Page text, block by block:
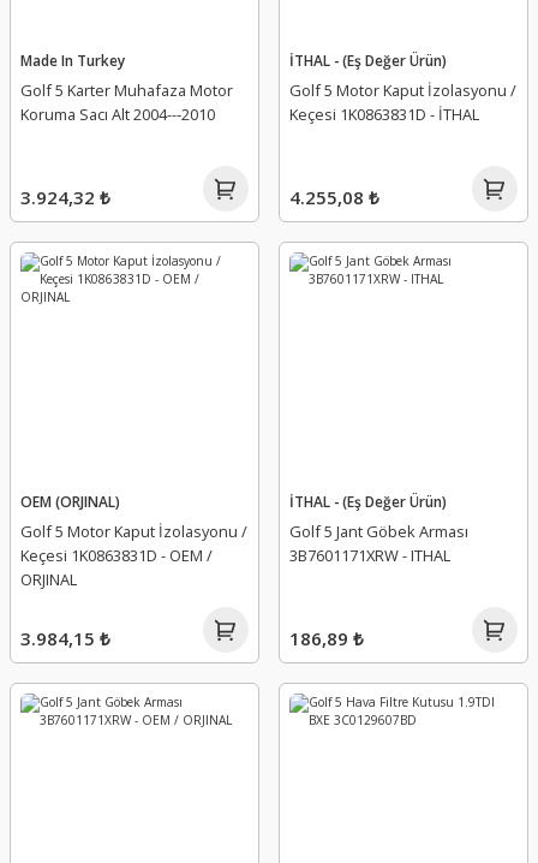
Made In Turkey
Golf 5 Karter Muhafaza Motor
Koruma Sacı Alt 2004---2010
3.924,32 ₺
İTHAL - (Eş Değer Ürün)
Golf 5 Motor Kaput İzolasyonu /
Keçesi 1K0863831D - İTHAL
4.255,08 ₺
OEM (ORJINAL)
Golf 5 Motor Kaput İzolasyonu /
Keçesi 1K0863831D - OEM /
ORJINAL
3.984,15 ₺
İTHAL - (Eş Değer Ürün)
Golf 5 Jant Göbek Arması
3B7601171XRW - ITHAL
186,89 ₺